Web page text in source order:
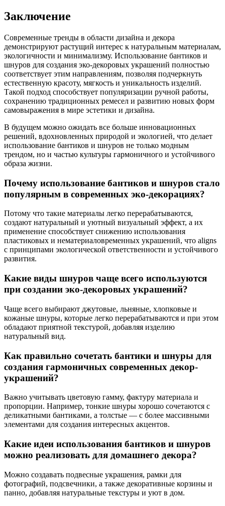
Заключение
Современные тренды в области дизайна и декора
демонстрируют растущий интерес к натуральным материалам,
экологичности и минимализму. Использование бантиков и
шнуров для создания эко-декоровых украшений полностью
соответствует этим направлениям, позволяя подчеркнуть
естественную красоту, мягкость и уникальность изделий.
Такой подход способствует популяризации ручной работы,
сохранению традиционных ремесел и развитию новых форм
самовыражения в мире эстетики и дизайна.
В будущем можно ожидать все больше инновационных
решений, вдохновленных природой и экологией, что делает
использование бантиков и шнуров не только модным
трендом, но и частью культуры гармоничного и устойчивого
образа жизни.
Почему использование бантиков и шнуров стало
популярным в современных эко-декорациях?
Потому что такие материалы легко перерабатываются,
создают натуральный и уютный визуальный эффект, а их
применение способствует снижению использования
пластиковых и нематериаловременных украшений, что aligns
с принципами экологической ответственности и устойчивого
развития.
Какие виды шнуров чаще всего используются
при создании эко-декоровых украшений?
Чаще всего выбирают джутовые, льняные, хлопковые и
кожаные шнуры, которые легко перерабатываются и при этом
обладают приятной текстурой, добавляя изделию
натуральный вид.
Как правильно сочетать бантики и шнуры для
создания гармоничных современных декор-
украшений?
Важно учитывать цветовую гамму, фактуру материала и
пропорции. Например, тонкие шнуры хорошо сочетаются с
деликатными бантиками, а толстые — с более массивными
элементами для создания интересных акцентов.
Какие идеи использования бантиков и шнуров
можно реализовать для домашнего декора?
Можно создавать подвесные украшения, рамки для
фотографий, подсвечники, а также декоративные корзины и
панно, добавляя натуральные текстуры и уют в дом.